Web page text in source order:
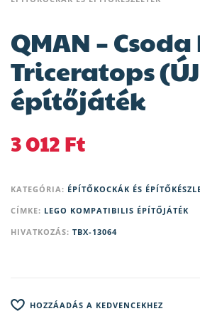
QMAN –
Triceratops
építőjáték
3 012Ft
KATEGÓRIA: ÉPÍTŐKOCKÁK ÉS
CÍMKE: LEGO KOMPATIBILIS ÉPÍTŐJÁTÉK
HIVATKOZÁS: TBX-13064
HOZZÁADÁS A KEDVENCEKHEZ